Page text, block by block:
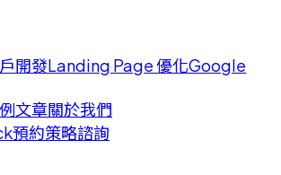
開發Landing Page 優化Google
文章關於我們
預約策略諮詢